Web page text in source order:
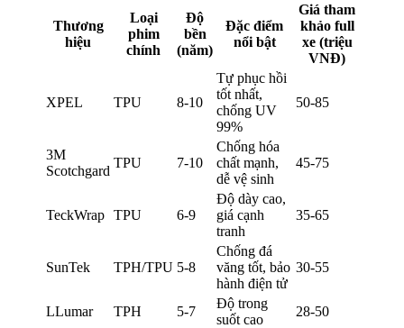
Thương
hiệu
Loại
phim
chính
Độ
bền
(năm)
Đặc điểm
nổi bật
Giá tham
khảo full
xe (triệu
VNĐ)
XPEL TPU 8-10
Tự phục hồi
tốt nhất,
chống UV
99%
50-85
3M
Scotchgard
TPU 7-10
Chống hóa
chất mạnh,
dễ vệ sinh
45-75
TeckWrap TPU 6-9
Độ dày cao,
giá cạnh
tranh
35-65
SunTek TPH/TPU 5-8
Chống đá
văng tốt, bảo
hành điện tử
30-55
LLumar TPH 5-7
Độ trong
suốt cao
28-50